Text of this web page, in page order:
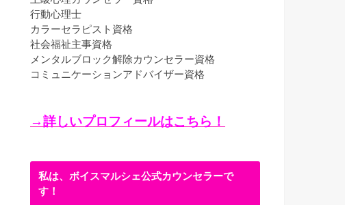
行動心理士
カラーセラピスト資格
社会福祉主事資格
メンタルブロック解除カウンセラー資格
コミュニケーションアドバイザー資格
→詳しいプロフィールはこちら！
私は、ボイスマルシェ公式カウンセラーで
す！